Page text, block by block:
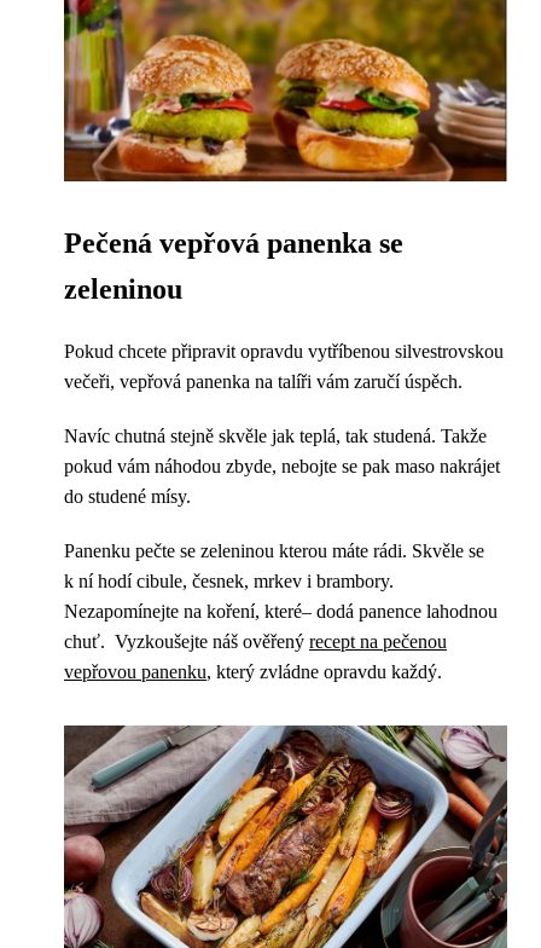
Pečená vepřová panenka se
zeleninou
Pokud chcete připravit opravdu vytříbenou silvestrovskou
večeři, vepřová panenka na talíři vám zaručí úspěch.
Navíc chutná stejně skvěle jak teplá, tak studená. Takže
pokud vám náhodou zbyde, nebojte se pak maso nakrájet
do studené mísy.
Panenku pečte se zeleninou kterou máte rádi. Skvěle se
k ní hodí cibule, česnek, mrkev i brambory.
Nezapomínejte na koření, které– dodá panence lahodnou
chuť. Vyzkoušejte náš ověřený recept na pečenou
vepřovou panenku, který zvládne opravdu každý.